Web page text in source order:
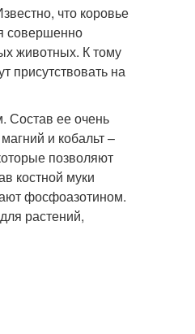
что коровье
совершенно
животных. К тому
присутствовать на
Состав ее очень
и кобальт –
позволяют
костной муки
фосфоазотином.
растений,